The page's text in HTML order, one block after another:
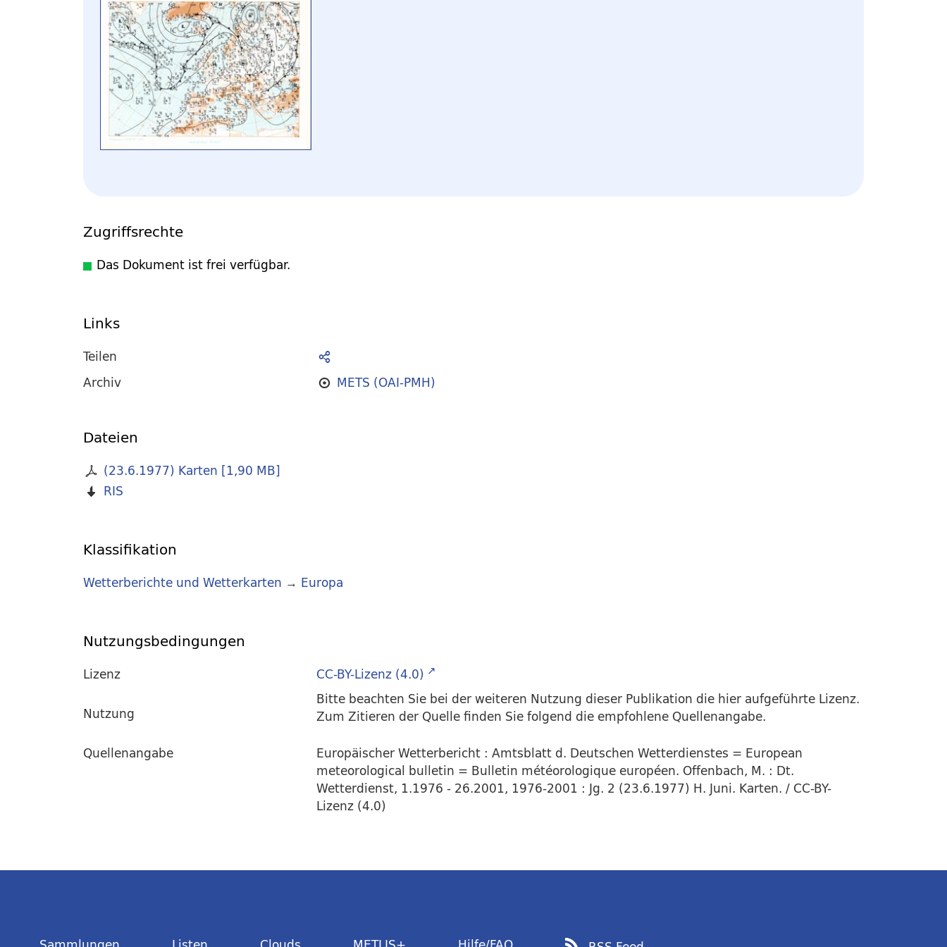
Zugriffsrechte
Das Dokument ist frei verfügbar.
Links
Teilen
Archiv
METS (OAI-PMH)
Dateien
(23.6.1977) Karten [1,90 MB]
RIS
Klassifikation
Wetterberichte und Wetterkarten → Europa
Nutzungsbedingungen
Lizenz
CC-BY-Lizenz (4.0)
Nutzung
Bitte beachten Sie bei der weiteren Nutzung dieser Publikation die hier aufgeführte Lizenz.
Zum Zitieren der Quelle finden Sie folgend die empfohlene Quellenangabe.
Quellenangabe
Europäischer Wetterbericht : Amtsblatt d. Deutschen Wetterdienstes = European
meteorological bulletin = Bulletin météorologique européen. Offenbach, M. : Dt.
Wetterdienst, 1.1976 - 26.2001, 1976-2001 : Jg. 2 (23.6.1977) H. Juni. Karten. / CC-BY-
Lizenz (4.0)